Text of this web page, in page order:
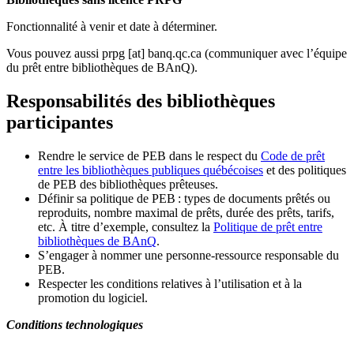
Fonctionnalité à venir et date à déterminer.
Vous pouvez aussi prpg [at] banq.qc.ca (communiquer avec l’équipe
du prêt entre bibliothèques de BAnQ).
Responsabilités des bibliothèques
participantes
Rendre le service de PEB dans le respect du Code de prêt
entre les bibliothèques publiques québécoises et des politiques
de PEB des bibliothèques prêteuses.
Définir sa politique de PEB : types de documents prêtés ou
reproduits, nombre maximal de prêts, durée des prêts, tarifs,
etc. À titre d’exemple, consultez la Politique de prêt entre
bibliothèques de BAnQ.
S’engager à nommer une personne-ressource responsable du
PEB.
Respecter les conditions relatives à l’utilisation et à la
promotion du logiciel.
Conditions technologiques